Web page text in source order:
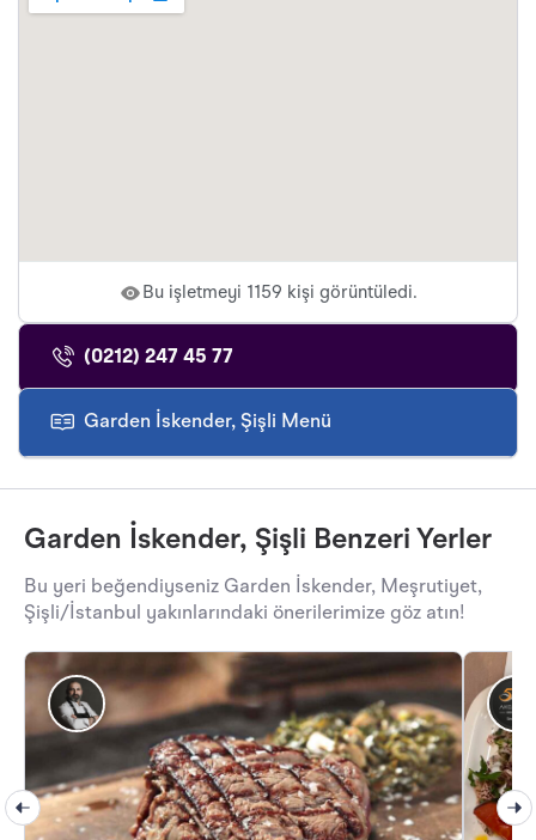
Bu işletmeyi 1159 kişi görüntüledi.
(0212) 247 45 77
Garden İskender, Şişli Menü
Garden İskender, Şişli Benzeri Yerler
Bu yeri beğendiyseniz Garden İskender, Meşrutiyet,
Şişli/İstanbul yakınlarındaki önerilerimize göz atın!